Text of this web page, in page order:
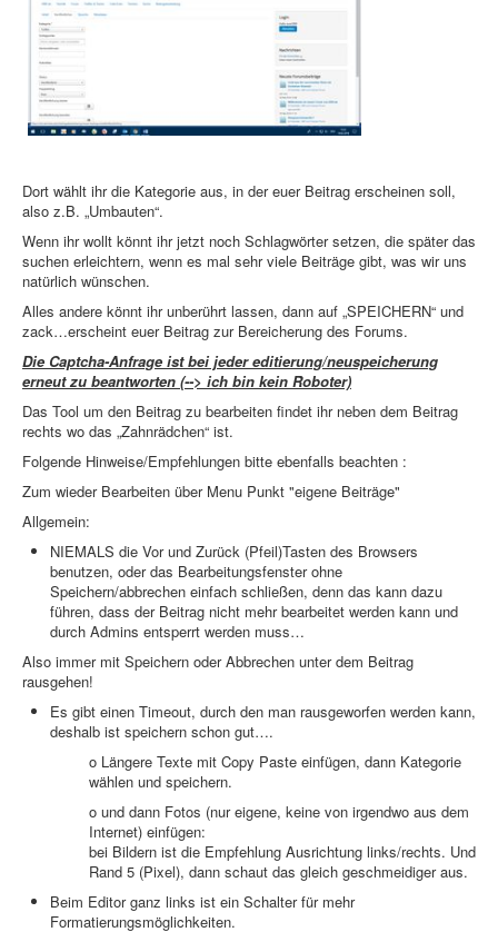
Dort wählt ihr die Kategorie aus, in der euer Beitrag erscheinen soll,
also z.B. „Umbauten“.
Wenn ihr wollt könnt ihr jetzt noch Schlagwörter setzen, die später das
suchen erleichtern, wenn es mal sehr viele Beiträge gibt, was wir uns
natürlich wünschen.
Alles andere könnt ihr unberührt lassen, dann auf „SPEICHERN“ und
zack…erscheint euer Beitrag zur Bereicherung des Forums.
Die Captcha-Anfrage ist bei jeder editierung/neuspeicherung
erneut zu beantworten (--> ich bin kein Roboter)
Das Tool um den Beitrag zu bearbeiten findet ihr neben dem Beitrag
rechts wo das „Zahnrädchen“ ist.
Folgende Hinweise/Empfehlungen bitte ebenfalls beachten :
Zum wieder Bearbeiten über Menu Punkt "eigene Beiträge"
Allgemein:
NIEMALS die Vor und Zurück (Pfeil)Tasten des Browsers
benutzen, oder das Bearbeitungsfenster ohne
Speichern/abbrechen einfach schließen, denn das kann dazu
führen, dass der Beitrag nicht mehr bearbeitet werden kann und
durch Admins entsperrt werden muss…
Also immer mit Speichern oder Abbrechen unter dem Beitrag
rausgehen!
Es gibt einen Timeout, durch den man rausgeworfen werden kann,
deshalb ist speichern schon gut….
o Längere Texte mit Copy Paste einfügen, dann Kategorie
wählen und speichern.
o und dann Fotos (nur eigene, keine von irgendwo aus dem
Internet) einfügen:
bei Bildern ist die Empfehlung Ausrichtung links/rechts. Und
Rand 5 (Pixel), dann schaut das gleich geschmeidiger aus.
Beim Editor ganz links ist ein Schalter für mehr
Formatierungsmöglichkeiten.